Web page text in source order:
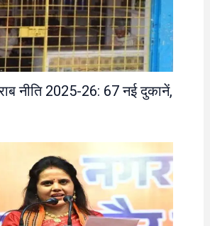
नीति 2025-26: 67 नई दुकानें,